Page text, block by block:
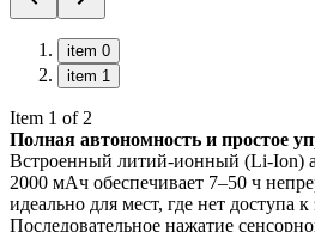
item 0
item 1
Item 1 of 2
Полная автономность и простое
Встроенный литий-ионный (Li-Ion)
2000 мАч обеспечивает 7–50 ч
идеально для мест, где нет доступа к
Последовательное нажатие